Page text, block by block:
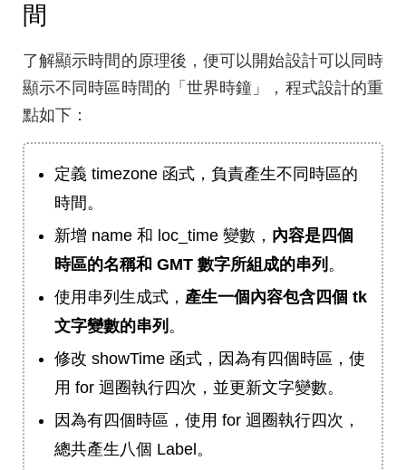
間
了解顯示時間的原理後，便可以開始設計可以同時
顯示不同時區時間的「世界時鐘」，程式設計的重
點如下：
定義 timezone 函式，負責產生不同時區的
時間。
新增 name 和 loc_time 變數， 內容是四個
時區的名稱和 GMT 數字所組成的串列 。
使用串列生成式， 產生一個內容包含四個 tk
文字變數的串列 。
修改 showTime 函式，因為有四個時區，使
用 for 迴圈執行四次，並更新文字變數。
因為有四個時區，使用 for 迴圈執行四次，
總共產生八個 Label。